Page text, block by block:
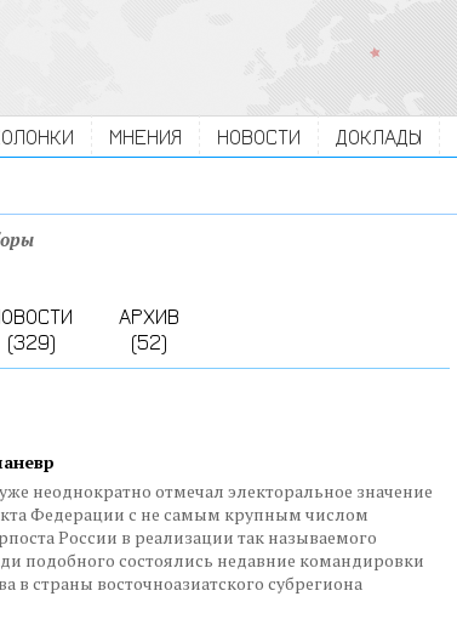
МНЕНИЯ НОВОСТИ ДОКЛАДЫ
(329)
АРХИВ
(52)
неоднократно отмечал электоральное значение
Федерации с не самым крупным числом
России в реализации так называемого
подобного состоялись недавние командировки
в страны восточноазиатского субрегиона